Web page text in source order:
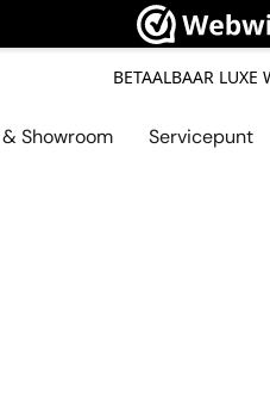
BETAALBAAR LUXE
Showroom Servicepunt